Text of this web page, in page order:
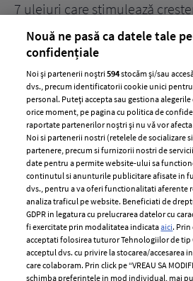
7 uleiuri care stimulează
părului
ELLE Style Awards
2024
Despre ELLE
Romania
Contact
Abonamente
Nouă ne pasă ca datele tale
confidențiale
Noi și partenerii noștri594stocăm și/sau
dvs., precum identificatorii cookie unici
personal. Puteți accepta sau gestiona
orice moment, pe pagina cu politica de
raportate partenerilor noștri și nu vă vor
Noi si partenerii nostri (retelele de socializare
partenere, precum si furnizorii nostri de
date pentru a permite website-ului sa
continutul si anunturile publicitare afisate in
dvs., pentru a va oferi functionalitati aferente
analiza traficul pe website. Beneficiati de
GDPR in legatura cu prelucrarea datelor cu
fi exercitate prin modalitatea indicataaici. Prin
acceptati folosirea tuturor Tehnologiilor de tip
acceptul dvs. cu privire la stocarea/accesarea
care colaboram. Prin click pe “VREAU SA
schimba preferintele in mod individual, mai